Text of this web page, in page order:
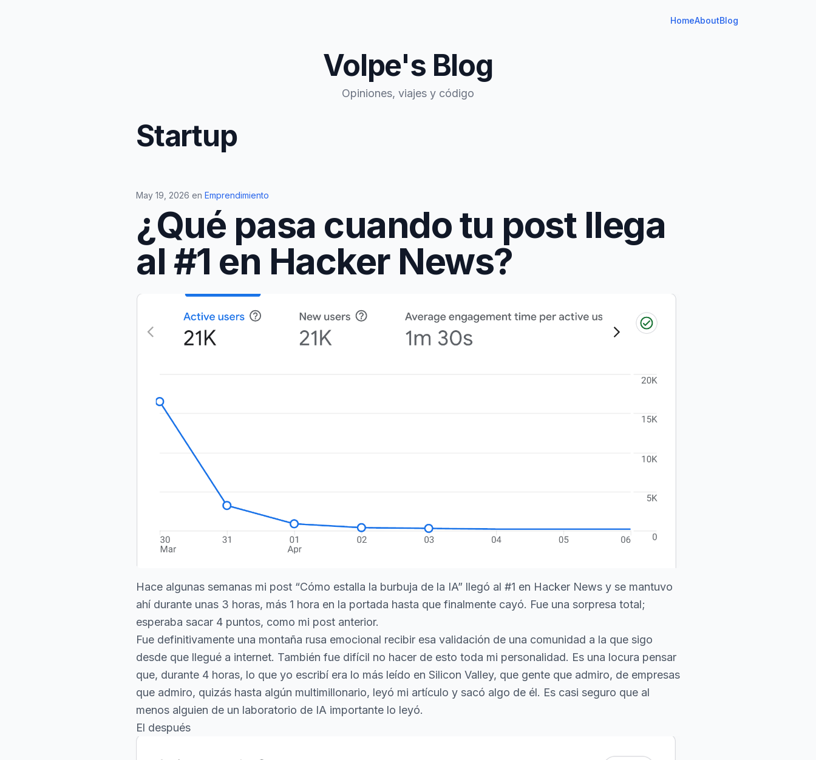
HomeAboutBlog
Volpe's Blog
Opiniones, viajes y código
Startup
May 19, 2026 en Emprendimiento
¿Qué pasa cuando tu post llega
al #1 en Hacker News?
Hace algunas semanas mi post “Cómo estalla la burbuja de la IA” llegó al #1 en Hacker News y se mantuvo
ahí durante unas 3 horas, más 1 hora en la portada hasta que finalmente cayó. Fue una sorpresa total;
esperaba sacar 4 puntos, como mi post anterior.
Fue definitivamente una montaña rusa emocional recibir esa validación de una comunidad a la que sigo
desde que llegué a internet. También fue difícil no hacer de esto toda mi personalidad. Es una locura pensar
que, durante 4 horas, lo que yo escribí era lo más leído en Silicon Valley, que gente que admiro, de empresas
que admiro, quizás hasta algún multimillonario, leyó mi artículo y sacó algo de él. Es casi seguro que al
menos alguien de un laboratorio de IA importante lo leyó.
El después